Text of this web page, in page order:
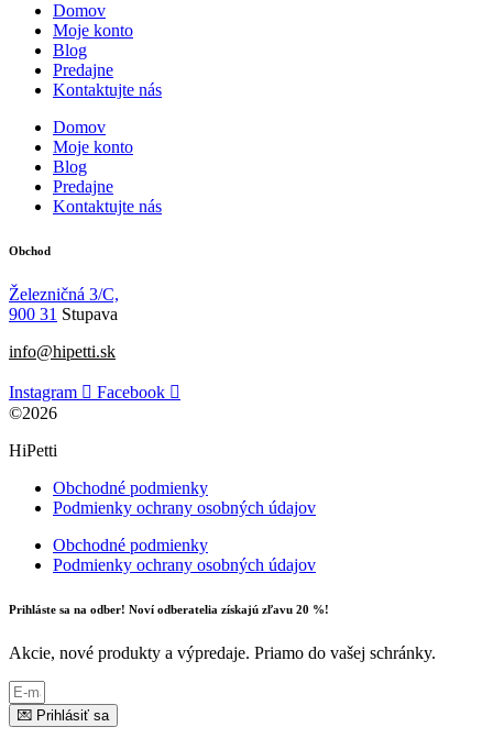
Domov
Moje konto
Blog
Predajne
Kontaktujte nás
Domov
Moje konto
Blog
Predajne
Kontaktujte nás
Obchod
Železničná 3/C,
900 31 Stupava
info@hipetti.sk
Instagram
Facebook
©2026
HiPetti
Obchodné podmienky
Podmienky ochrany osobných údajov
Obchodné podmienky
Podmienky ochrany osobných údajov
Prihláste sa na odber! Noví odberatelia získajú zľavu 20 %!
Akcie, nové produkty a výpredaje. Priamo do vašej schránky.
💌 Prihlásiť sa